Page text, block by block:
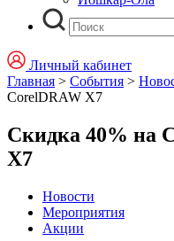
Личный кабинет
Главная > События >
CorelDRAW X7
Скидка 40% на
X7
Новости
Мероприятия
Акции